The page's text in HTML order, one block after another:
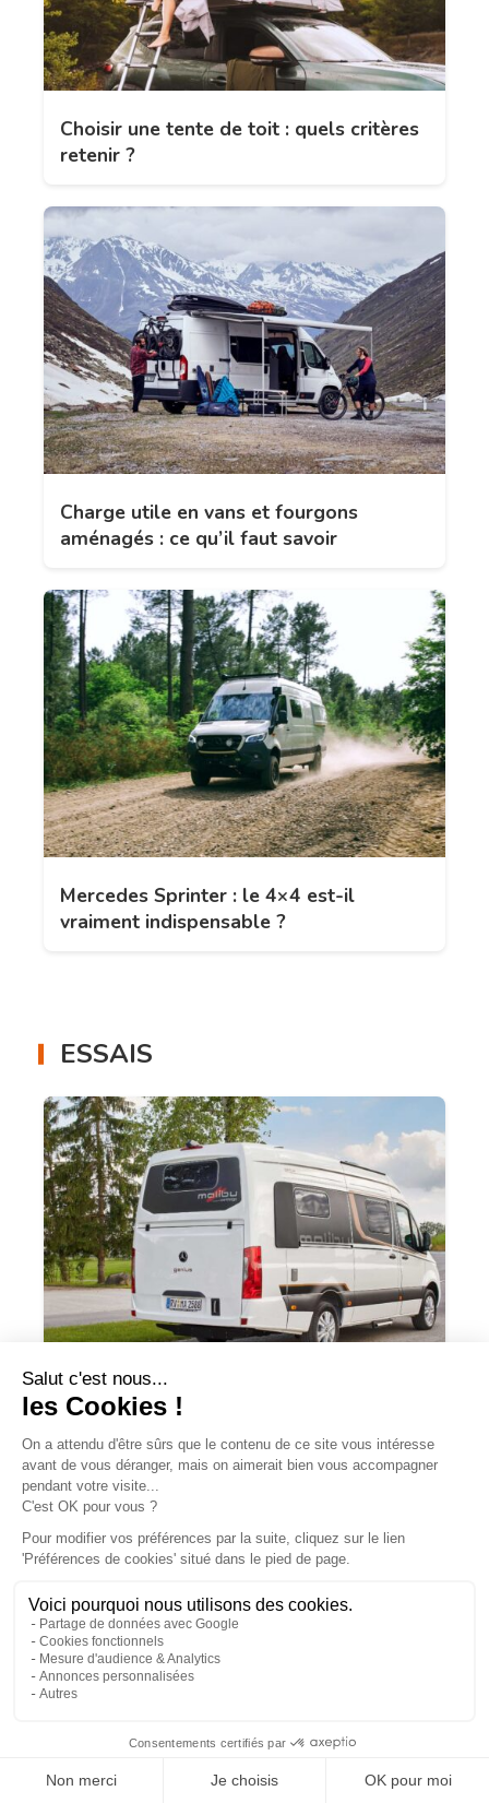
Choisir une tente de toit : quels critères
retenir ?
Charge utile en vans et fourgons
aménagés : ce qu’il faut savoir
Mercedes Sprinter : le 4×4 est-il
vraiment indispensable ?
ESSAIS
Malibu Genius : un fourgon Mercedes
JOA by Pilote soigne les apparences et